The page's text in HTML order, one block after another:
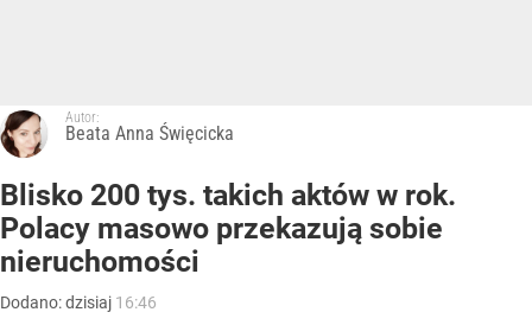
Autor:
Beata Anna Święcicka
Blisko 200 tys. takich aktów w rok.
Polacy masowo przekazują sobie
nieruchomości
Dodano:dzisiaj 16:46